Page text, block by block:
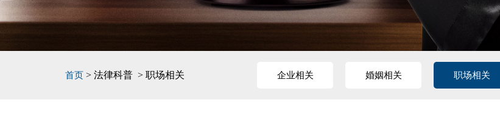
首页 > 法律科普 > 职场相关 企业相关 婚姻相关 职场相关